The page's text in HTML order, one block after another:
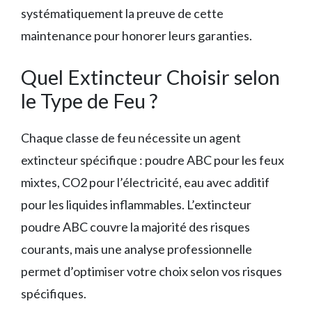
systématiquement la preuve de cette
maintenance pour honorer leurs garanties.
Quel Extincteur Choisir selon
le Type de Feu ?
Chaque classe de feu nécessite un agent
extincteur spécifique : poudre ABC pour les feux
mixtes, CO2 pour l’électricité, eau avec additif
pour les liquides inflammables. L’extincteur
poudre ABC couvre la majorité des risques
courants, mais une analyse professionnelle
permet d’optimiser votre choix selon vos risques
spécifiques.